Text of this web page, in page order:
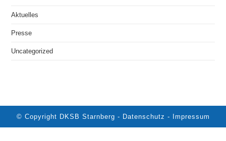
Aktuelles
Presse
Uncategorized
© Copyright DKSB Starnberg - Datenschutz - Impressum